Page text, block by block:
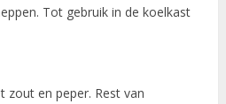
Tot gebruik in de koelkast
zout en peper. Rest van